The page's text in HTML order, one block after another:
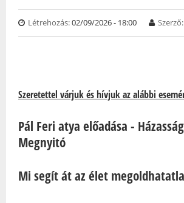
Létrehozás:02/09/2026 - 18:00 Szerző:
Szeretettel várjuk és hívjuk az alábbi
Pál Feri atya előadása -
Megnyitó
Mi segít át az élet